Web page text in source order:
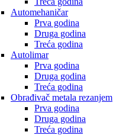
Automehaničar
Prva godina
Druga godina
Treća godina
Autolimar
Prva godina
Druga godina
Treća godina
Obrađivač metala rezanjem
Prva godina
Druga godina
Treća godina